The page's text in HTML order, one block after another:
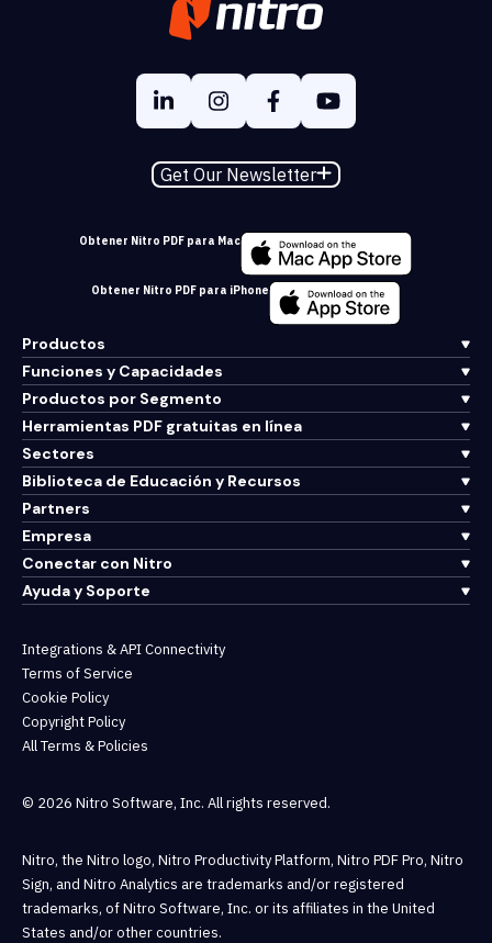
Get Our Newsletter
Obtener Nitro PDF para Mac
Obtener Nitro PDF para iPhone
Productos
Funciones y Capacidades
Productos por Segmento
Herramientas PDF gratuitas en línea
Sectores
Biblioteca de Educación y Recursos
Partners
Empresa
Conectar con Nitro
Ayuda y Soporte
Integrations & API Connectivity
Terms of Service
Cookie Policy
Copyright Policy
All Terms & Policies
© 2026 Nitro Software, Inc. All rights reserved.
Nitro, the Nitro logo, Nitro Productivity Platform, Nitro PDF Pro, Nitro
Sign, and Nitro Analytics are trademarks and/or registered
trademarks, of Nitro Software, Inc. or its affiliates in the United
States and/or other countries.